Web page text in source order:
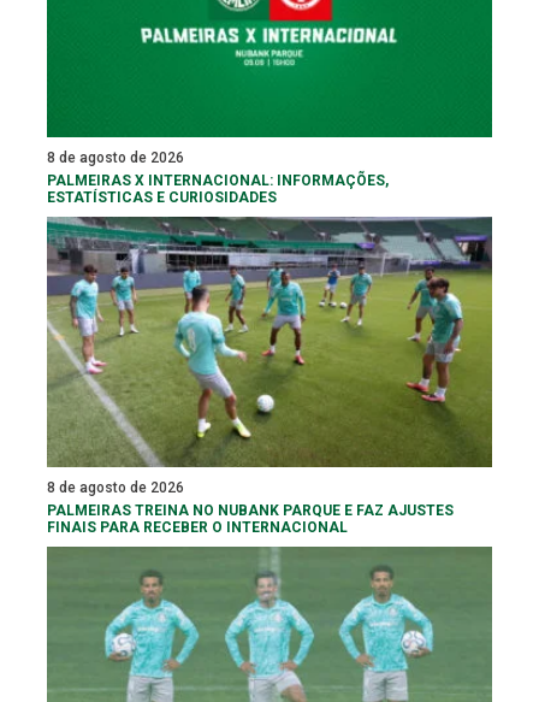
8 de agosto de 2026
PALMEIRAS X INTERNACIONAL: INFORMAÇÕES,
ESTATÍSTICAS E CURIOSIDADES
8 de agosto de 2026
PALMEIRAS TREINA NO NUBANK PARQUE E FAZ AJUSTES
FINAIS PARA RECEBER O INTERNACIONAL